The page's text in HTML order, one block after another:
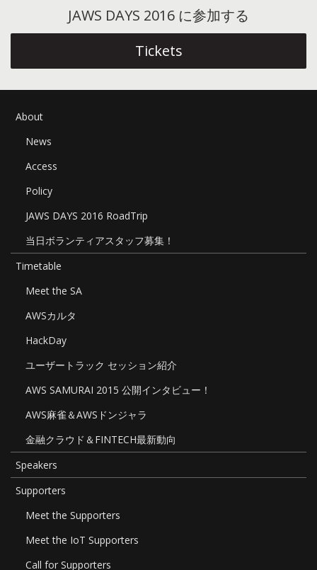
ョ
JAWS DAYS 2016 に参加する
Tickets
About
News
Access
Policy
JAWS DAYS 2016 RoadTrip
当日ボランティアスタッフ募集！
Timetable
Meet the SA
AWSカルタ
HackDay
ユーザートラック セッション紹介
AWS SAMURAI 2015 公開インタビュー！
AWS麻雀＆AWSドンジャラ
金融クラウド＆FINTECH最新動向
Speakers
Supporters
Meet the Supporters
Meet the IoT Supporters
Call for Supporters